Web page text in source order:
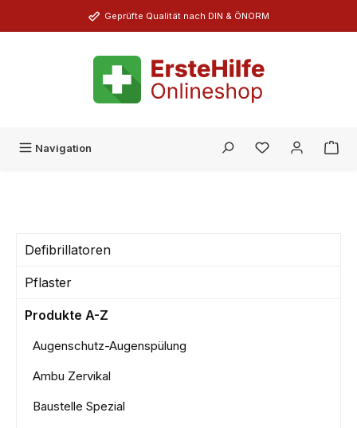
Zum Hauptinhalt springenGeprüfte Qualität nach DIN & ÖNORM
Navigation Du hast 0
Defibrillatoren
Pflaster
Produkte A-Z
Augenschutz-Augenspülung
Ambu Zervikal
Baustelle Spezial